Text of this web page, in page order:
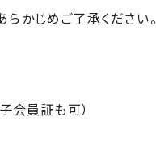
かじめご了承ください。
会員証も可）